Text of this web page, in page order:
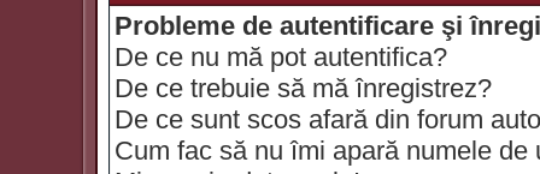
Probleme de autentificare şi
De ce nu mă pot autentifica?
De ce trebuie să mă înregistrez?
De ce sunt scos afară din forum
Cum fac să nu îmi apară numele